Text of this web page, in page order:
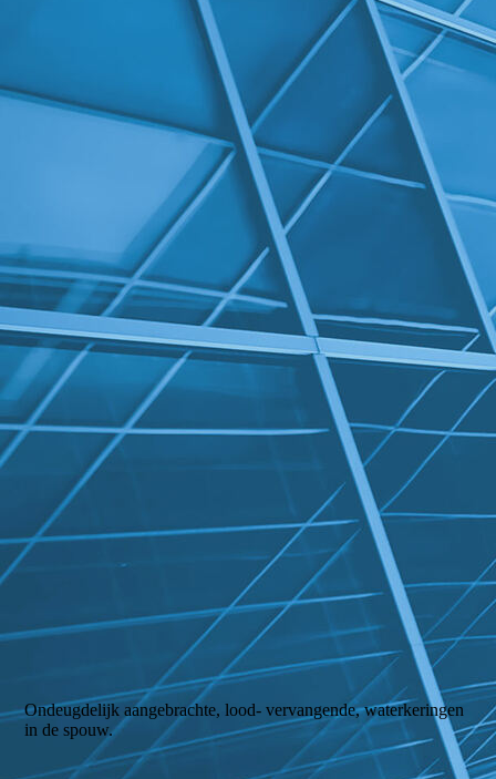
Ondeugdelijk aangebrachte, lood- vervangende, waterkeringen
in de spouw.